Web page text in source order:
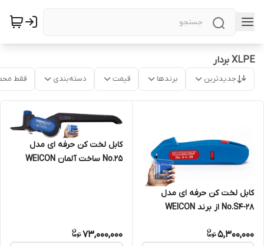
XLPE بردار
جدیدترین برندها قیمت دسته‌بندی فقط
کابل لخت کن حرفه ای مدل
No.S4-28 از برند WEICON
5,300,000
کابل لخت کن حرفه ای مدل
No.25 ساخت آلمان WEICON
73,000,000